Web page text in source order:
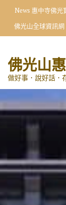
content
News 惠中寺佛
佛光山全球資訊網
佛光山
做好事．說好話．